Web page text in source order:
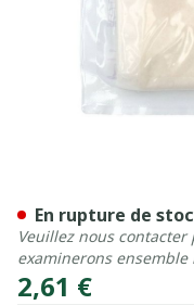
2,61 €
En rupture de
Veuillez nous
examinerons ensemble